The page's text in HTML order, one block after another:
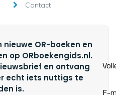
Contact
OR-boeken en
op ORboekengids.nl.
en ontvang
echt iets nuttigs te
is.